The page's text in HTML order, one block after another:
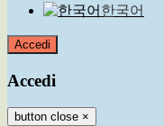
한국어
Accedi
Accedi
button close ×